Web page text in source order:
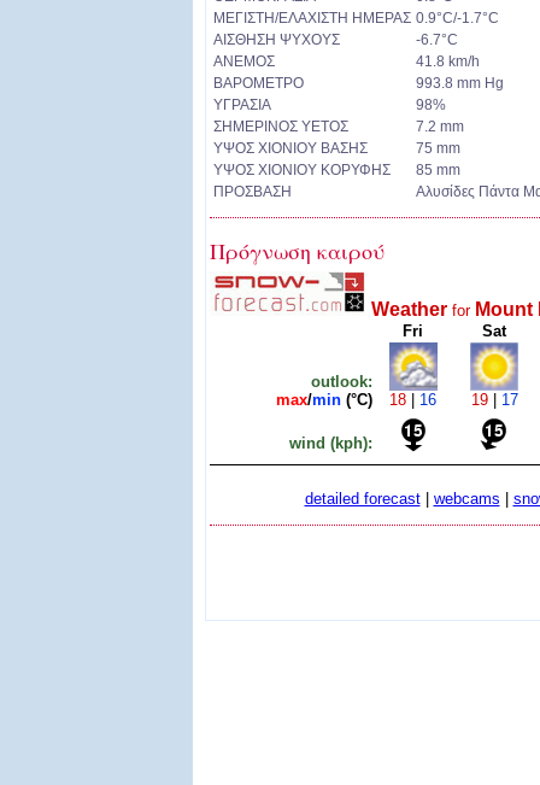
ΜΕΓΙΣΤΗ/ΕΛΑΧΙΣΤΗ ΗΜΕΡΑΣ 0.9°C/-1.7°C
ΑΙΣΘΗΣΗ ΨΥΧΟΥΣ
-6.7°C
ΑΝΕΜΟΣ
41.8 km/h
ΒΑΡΟΜΕΤΡΟ
993.8 mm Hg
ΥΓΡΑΣΙΑ
98%
ΣΗΜΕΡΙΝΟΣ ΥΕΤΟΣ
7.2 mm
ΥΨΟΣ ΧΙΟΝΙΟΥ ΒΑΣΗΣ
75 mm
ΥΨΟΣ ΧΙΟΝΙΟΥ ΚΟΡΥΦΗΣ
85 mm
ΠΡΟΣΒΑΣΗ
Αλυσίδες Πάντα
Πρόγνωση καιρού